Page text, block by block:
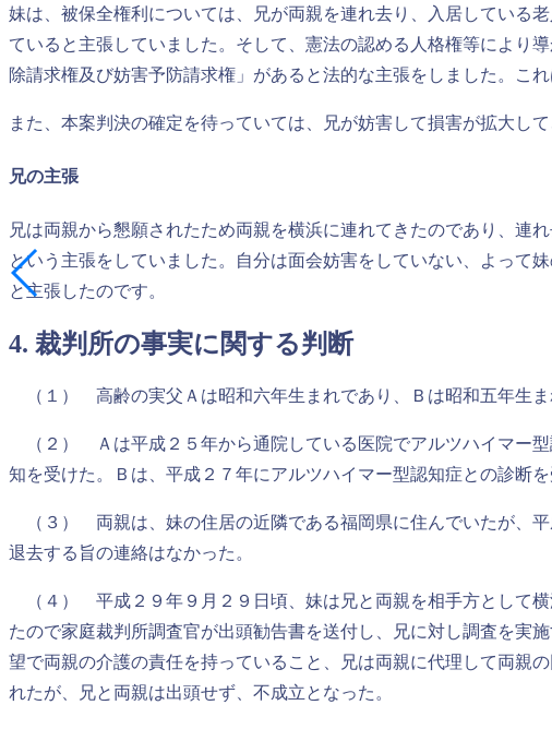
妹は、被保全権利については、兄が両親を連れ去り、入居している
ていると主張していました。そして、憲法の認める人格権等により
除請求権及び妨害予防請求権」があると法的な主張をしました。こ
また、本案判決の確定を待っていては、兄が妨害して損害が拡大し
兄の主張
兄は両親から懇願されたため両親を横浜に連れてきたのであり、連
という主張をしていました。自分は面会妨害をしていない、よって
と主張したのです。
4. 裁判所の事実に関する判断
（１） 高齢の実父Ａは昭和六年生まれであり、Ｂは昭和五年生ま
（２） Ａは平成２５年から通院している医院でアルツハイマー型
知を受けた。Ｂは、平成２７年にアルツハイマー型認知症との診断
（３） 両親は、妹の住居の近隣である福岡県に住んでいたが、
退去する旨の連絡はなかった。
（４） 平成２９年９月２９日頃、妹は兄と両親を相手方として横
たので家庭裁判所調査官が出頭勧告書を送付し、兄に対し調査を実
望で両親の介護の責任を持っていること、兄は両親に代理して両親
れたが、兄と両親は出頭せず、不成立となった。